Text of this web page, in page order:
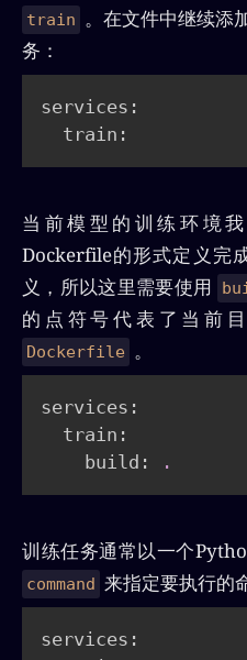
train 。在文件中继续添
务：
services:
  train:
当前模型的训练环境
Dockerfile的形式定义完
义，所以这里需要使用
的点符号代表了当前
Dockerfile 。
services:
  train:
    build:
.
训练任务通常以一个
command 来指定要执行的
services: